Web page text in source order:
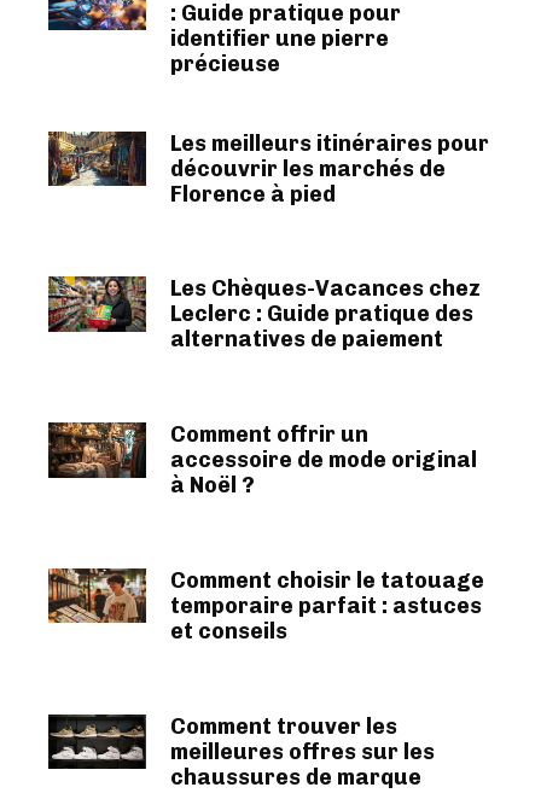
: Guide pratique pour
identifier une pierre
précieuse
Les meilleurs itinéraires pour
découvrir les marchés de
Florence à pied
Les Chèques-Vacances chez
Leclerc : Guide pratique des
alternatives de paiement
Comment offrir un
accessoire de mode original
à Noël ?
Comment choisir le tatouage
temporaire parfait : astuces
et conseils
Comment trouver les
meilleures offres sur les
chaussures de marque